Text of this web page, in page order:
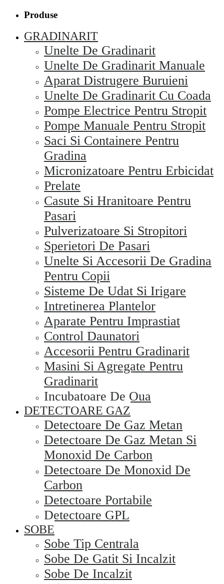
Produse
GRADINARIT
Unelte De Gradinarit
Unelte De Gradinarit Manuale
Aparat Distrugere Buruieni
Unelte De Gradinarit Cu Coada
Pompe Electrice Pentru Stropit
Pompe Manuale Pentru Stropit
Saci Si Containere Pentru
Gradina
Micronizatoare Pentru Erbicidat
Prelate
Casute Si Hranitoare Pentru
Pasari
Pulverizatoare Si Stropitori
Sperietori De Pasari
Unelte Si Accesorii De Gradina
Pentru Copii
Sisteme De Udat Si Irigare
Intretinerea Plantelor
Aparate Pentru Imprastiat
Control Daunatori
Accesorii Pentru Gradinarit
Masini Si Agregate Pentru
Gradinarit
Incubatoare De Oua
DETECTOARE GAZ
Detectoare De Gaz Metan
Detectoare De Gaz Metan Si
Monoxid De Carbon
Detectoare De Monoxid De
Carbon
Detectoare Portabile
Detectoare GPL
SOBE
Sobe Tip Centrala
Sobe De Gatit Si Incalzit
Sobe De Incalzit